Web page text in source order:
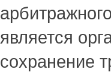
является
сохранение